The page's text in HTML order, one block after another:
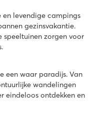
en spectaculaire
Corcieux
en levendige campings
gezinsvakantie.
speeltuinen zorgen voor
een waar paradijs. Van
wandelingen
eindeloos ontdekken en